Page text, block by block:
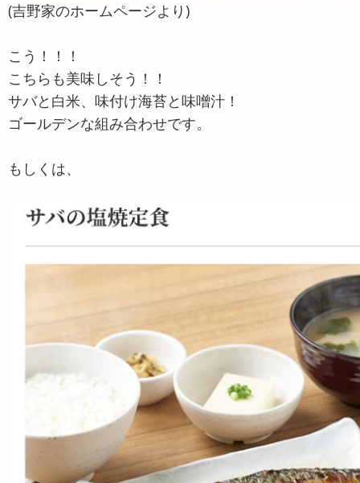
(吉野家のホームページより)
こう！！！
こちらも美味しそう！！
サバと白米、味付け海苔と味噌汁！
ゴールデンな組み合わせです。
もしくは、